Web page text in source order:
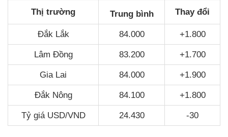
Thị trường Trung bình Thay đổi
Đắk Lắk 84.000 +1.800
Lâm Đồng 83.200 +1.700
Gia Lai 84.000 +1.900
Đắk Nông 84.100 +1.800
Tỷ giá USD/VND 24.430 -30